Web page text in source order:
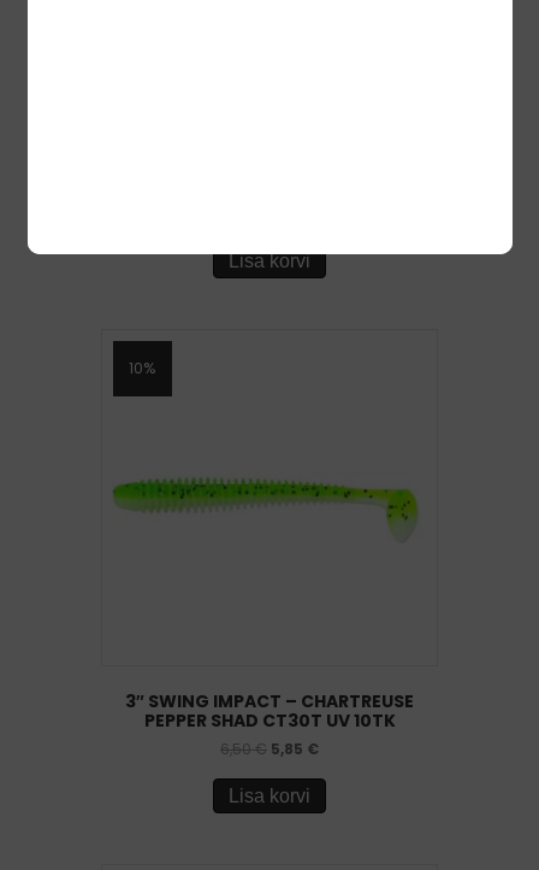
Lisa korvi
10%
3″ SWING IMPACT – CHARTREUSE
PEPPER SHAD CT30T UV 10TK
6,50€ 5,85 €
Lisa korvi